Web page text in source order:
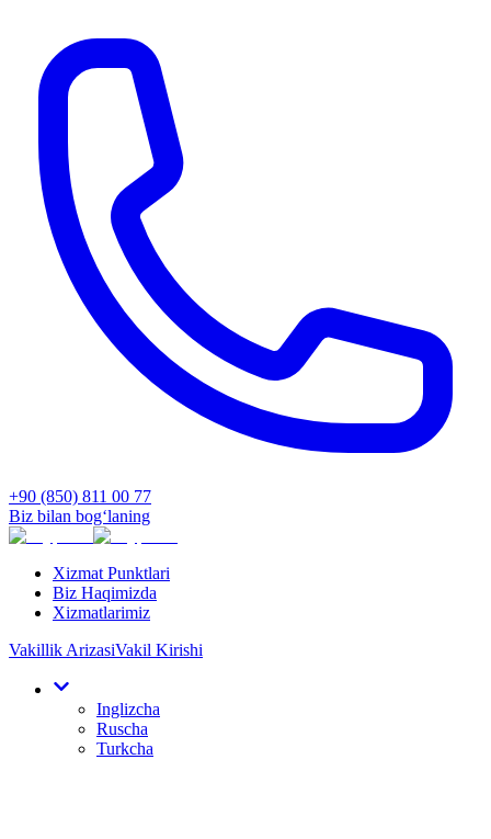
+90 (850) 811 00 77
Biz bilan bog‘laning
Xizmat Punktlari
Biz Haqimizda
Xizmatlarimiz
Vakillik ArizasiVakil Kirishi
Inglizcha
Ruscha
Turkcha